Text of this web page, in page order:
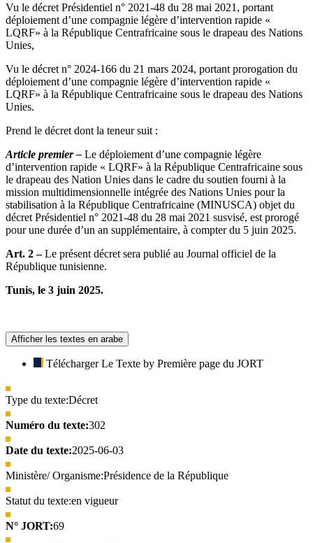
Vu le décret Présidentiel n° 2021-48 du 28 mai 2021, portant
déploiement d’une compagnie légère d’intervention rapide «
LQRF» à la République Centrafricaine sous le drapeau des Nations
Unies,
Vu le décret n° 2024-166 du 21 mars 2024, portant prorogation du
déploiement d’une compagnie légère d’intervention rapide «
LQRF» à la République Centrafricaine sous le drapeau des Nations
Unies.
Prend le décret dont la teneur suit :
Article premier – Le déploiement d’une compagnie légère
d’intervention rapide « LQRF» à la République Centrafricaine sous
le drapeau des Nation Unies dans le cadre du soutien fourni à la
mission multidimensionnelle intégrée des Nations Unies pour la
stabilisation à la République Centrafricaine (MINUSCA) objet du
décret Présidentiel n° 2021-48 du 28 mai 2021 susvisé, est prorogé
pour une durée d’un an supplémentaire, à compter du 5 juin 2025.
Art. 2 –Le présent décret sera publié au Journal officiel de la
République tunisienne.
Tunis, le 3 juin 2025.
Afficher les textes en arabe
Télécharger Le Texte by Première page du JORT
Type du texte:Décret
Numéro du texte:302
Date du texte:2025-06-03
Ministère/ Organisme:Présidence de la République
Statut du texte:en vigueur
N° JORT:69